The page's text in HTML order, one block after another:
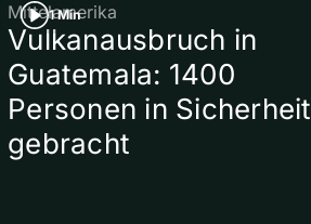
1 Min
Mittelamerika
Vulkanausbruch in
Guatemala: 1400
Personen in Sicherheit
gebracht